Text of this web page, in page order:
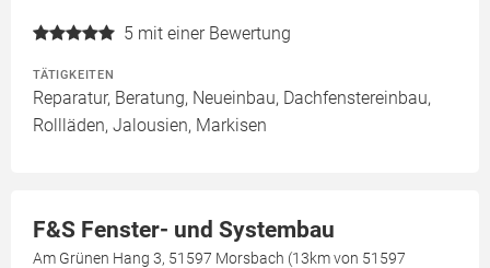
5 mit einer Bewertung
TÄTIGKEITEN
Reparatur, Beratung, Neueinbau, Dachfenstereinbau,
Rollläden, Jalousien, Markisen
F&S Fenster- und Systembau
Am Grünen Hang 3, 51597 Morsbach (13km von 51597